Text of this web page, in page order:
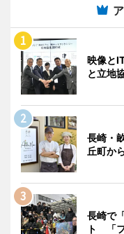
映像と
と立地
長崎・
丘町か
長崎で
ト 「